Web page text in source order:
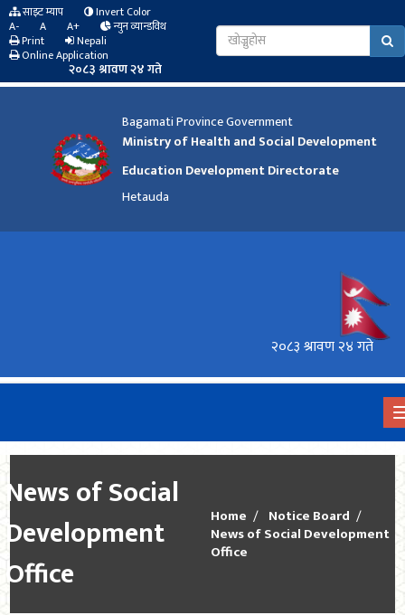
साइट म्याप
Invert Color
A-
A A+
न्युन व्यान्डविथ
Print
Nepali
Online Application
२०८३ श्रावण २४ गते
Bagamati Province Government
Ministry of Health and Social Development
Education Development Directorate
Hetauda
२०८३ श्रावण २४ गते
News of Social
Development
Office
Home
Notice Board
News of Social Development
Office